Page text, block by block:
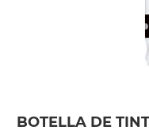
BOTELLA DE